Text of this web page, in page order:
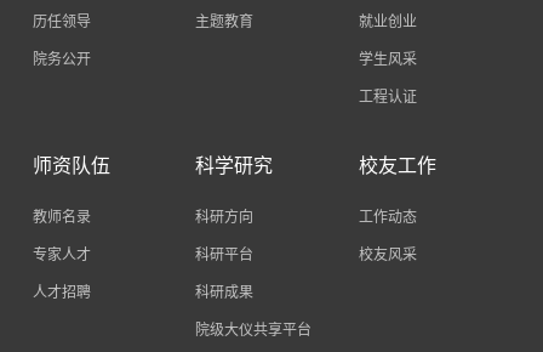
历任领导
院务公开
主题教育 就业创业
学生风采
工程认证
师资队伍
教师名录
专家人才
人才招聘
科学研究
科研方向
科研平台
科研成果
院级大仪共享平台
校友工作
工作动态
校友风采